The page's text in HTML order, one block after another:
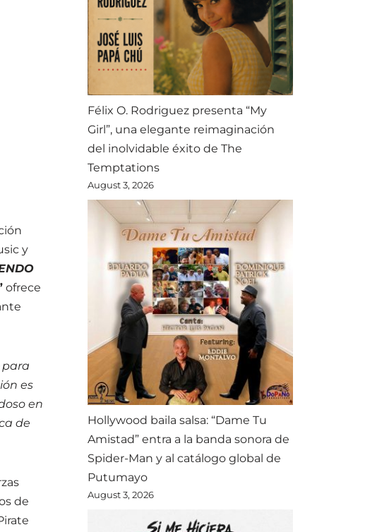
y
ofrece
para
es
en
de
de
Félix O. Rodriguez presenta “My
Girl”, una elegante reimaginación
del inolvidable éxito de The
Temptations
August 3, 2026
Hollywood baila salsa: “Dame Tu
Amistad” entra a la banda sonora de
Spider-Man y al catálogo global de
Putumayo
August 3, 2026